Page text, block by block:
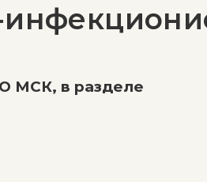
МСК, в разделе